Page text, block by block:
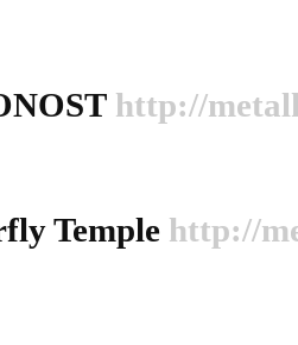
http://
Temple http://